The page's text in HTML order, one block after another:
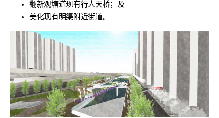
翻新观塘道现有行人天桥；及
美化现有明渠附近街道。